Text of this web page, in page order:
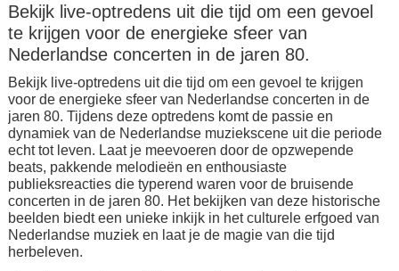
Bekijk live-optredens uit die tijd om een gevoel
te krijgen voor de energieke sfeer van
Nederlandse concerten in de jaren 80.
Bekijk live-optredens uit die tijd om een gevoel te krijgen
voor de energieke sfeer van Nederlandse concerten in de
jaren 80. Tijdens deze optredens komt de passie en
dynamiek van de Nederlandse muziekscene uit die periode
echt tot leven. Laat je meevoeren door de opzwepende
beats, pakkende melodieën en enthousiaste
publieksreacties die typerend waren voor de bruisende
concerten in de jaren 80. Het bekijken van deze historische
beelden biedt een unieke inkijk in het culturele erfgoed van
Nederlandse muziek en laat je de magie van die tijd
herbeleven.